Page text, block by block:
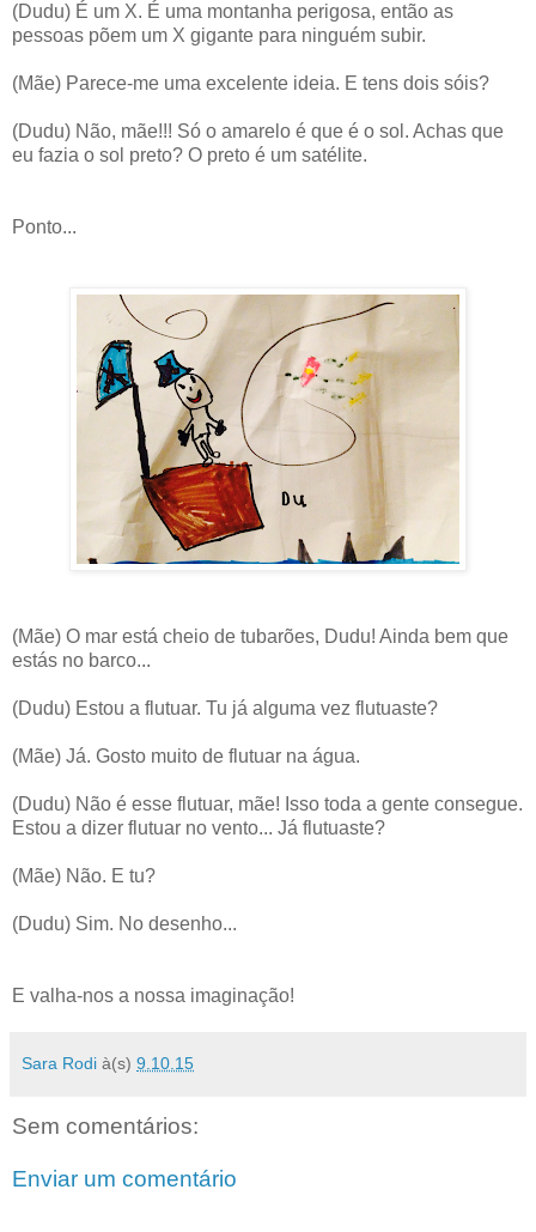
(Dudu) É um X. É uma montanha perigosa, então as
pessoas põem um X gigante para ninguém subir.
(Mãe) Parece-me uma excelente ideia. E tens dois sóis?
(Dudu) Não, mãe!!! Só o amarelo é que é o sol. Achas que
eu fazia o sol preto? O preto é um satélite.
Ponto...
(Mãe) O mar está cheio de tubarões, Dudu! Ainda bem que
estás no barco...
(Dudu) Estou a flutuar. Tu já alguma vez flutuaste?
(Mãe) Já. Gosto muito de flutuar na água.
(Dudu) Não é esse flutuar, mãe! Isso toda a gente consegue.
Estou a dizer flutuar no vento... Já flutuaste?
(Mãe) Não. E tu?
(Dudu) Sim. No desenho...
E valha-nos a nossa imaginação!
Sara Rodi à(s) 9.10.15
Sem comentários:
Enviar um comentário